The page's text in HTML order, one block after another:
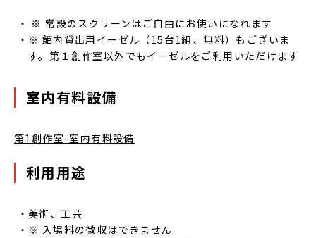
※ 常設のスクリーンはご自由にお使いになれます
※ 館内貸出用イーゼル（15台1組、無料）もございま
す。第１創作室以外でもイーゼルをご利用いただけます
室内有料設備
第1創作室-室内有料設備
利用用途
美術、工芸
※ 入場料の徴収はできません